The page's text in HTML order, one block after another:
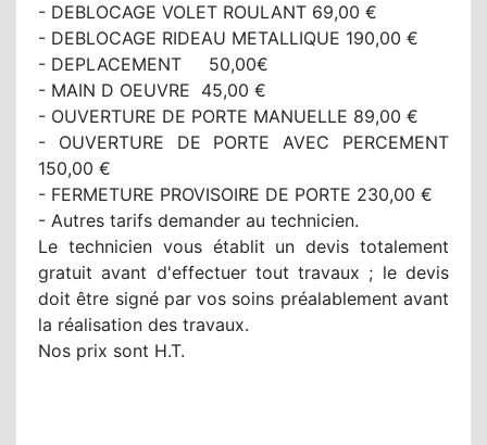
- DEBLOCAGE VOLET ROULANT 69,00 €
- DEBLOCAGE RIDEAU METALLIQUE 190,00 €
- DEPLACEMENT 50,00€
- MAIN D OEUVRE 45,00 €
- OUVERTURE DE PORTE MANUELLE 89,00 €
- OUVERTURE DE PORTE AVEC PERCEMENT
150,00 €
- FERMETURE PROVISOIRE DE PORTE 230,00 €
- Autres tarifs demander au technicien.
Le technicien vous établit un devis totalement
gratuit avant d'effectuer tout travaux ; le devis
doit être signé par vos soins préalablement avant
la réalisation des travaux.
Nos prix sont H.T.